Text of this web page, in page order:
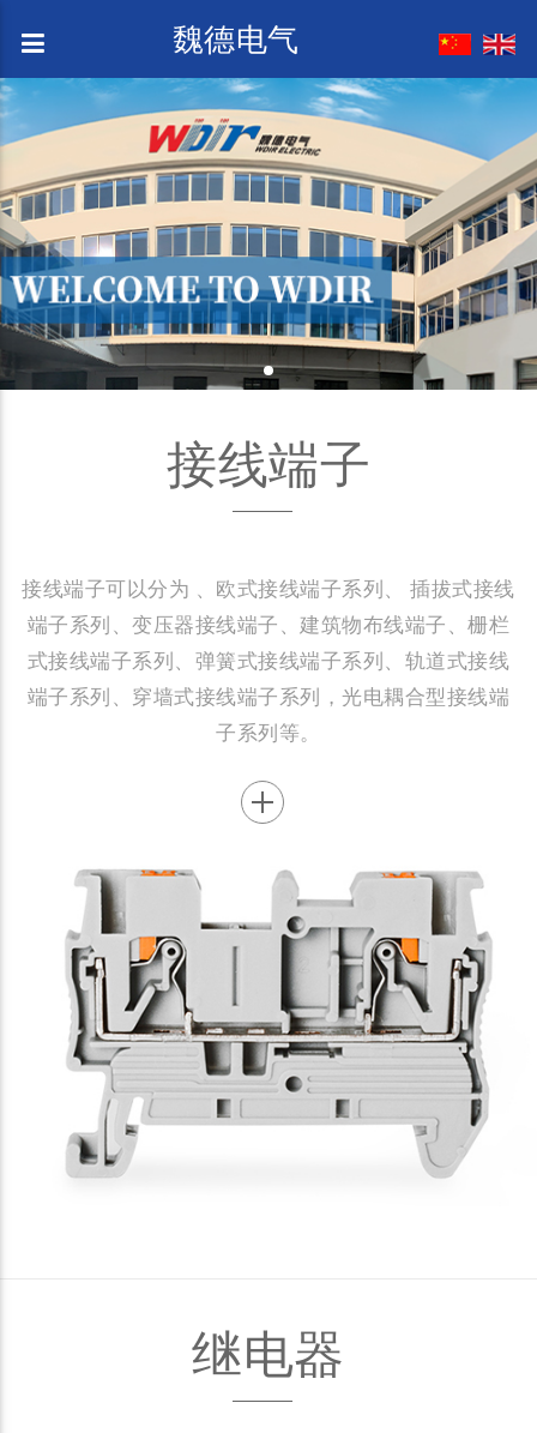
魏德电气
接线端子
接线端子可以分为 、欧式接线端子系列、 插拔式接线
端子系列、变压器接线端子、建筑物布线端子、栅栏
式接线端子系列、弹簧式接线端子系列、轨道式接线
端子系列、穿墙式接线端子系列，光电耦合型接线端
子系列等。
继电器